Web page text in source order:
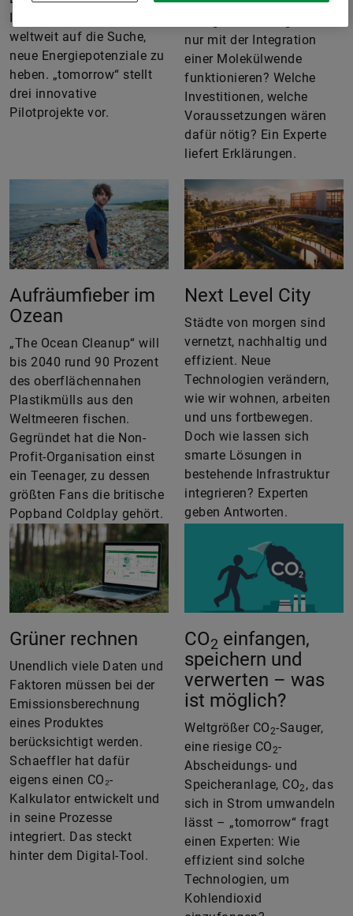
Ingenieure machen sich
weltweit auf die Suche,
neue Energiepotenziale zu
heben. „tomorrow“ stellt
drei innovative
Pilotprojekte vor.
nur mit der Integration
einer Molekülwende
funktionieren? Welche
Investitionen, welche
Voraussetzungen wären
dafür nötig? Ein Experte
liefert Erklärungen.
Aufräumfieber im
Ozean
„The Ocean Cleanup“ will
bis 2040 rund 90 Prozent
des oberflächennahen
Plastikmülls aus den
Weltmeeren fischen.
Gegründet hat die Non-
Profit-Organisation einst
ein Teenager, zu dessen
größten Fans die britische
Popband Coldplay gehört.
Next Level City
Städte von morgen sind
vernetzt, nachhaltig und
effizient. Neue
Technologien verändern,
wie wir wohnen, arbeiten
und uns fortbewegen.
Doch wie lassen sich
smarte Lösungen in
bestehende Infrastruktur
integrieren? Experten
geben Antworten.
Grüner rechnen
Unendlich viele Daten und
Faktoren müssen bei der
Emissionsberechnung
eines Produktes
berücksichtigt werden.
Schaeffler hat dafür
eigens einen CO₂-
Kalkulator entwickelt und
in seine Prozesse
integriert. Das steckt
hinter dem Digital-Tool.
CO2 einfangen,
speichern und
verwerten – was
ist möglich?
Weltgrößer CO2-Sauger,
eine riesige CO2-
Abscheidungs- und
Speicheranlage, CO2, das
sich in Strom umwandeln
lässt – „tomorrow“ fragt
einen Experten: Wie
effizient sind solche
Technologien, um
Kohlendioxid